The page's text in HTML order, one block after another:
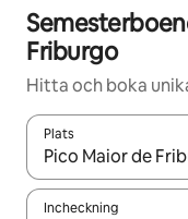
Friburgo
Hitta och boka
Plats
När resultaten är
Incheckning